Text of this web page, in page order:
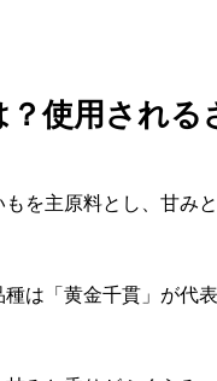
？使用される
を主原料とし、甘み
は「黄金千貫」が代